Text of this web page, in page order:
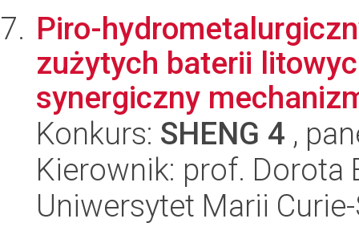
Piro-
zużytych baterii
synergiczny
Konkurs: SHENG 4 ,
Kierownik: prof. Dorota
Uniwersytet Marii